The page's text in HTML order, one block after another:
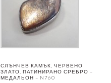
СЛЪНЧЕВ КАМЪК, ЧЕРВЕНО
ЗЛАТО, ПАТИНИРАНО СРЕБРО –
МЕДАЛЬОН – N760